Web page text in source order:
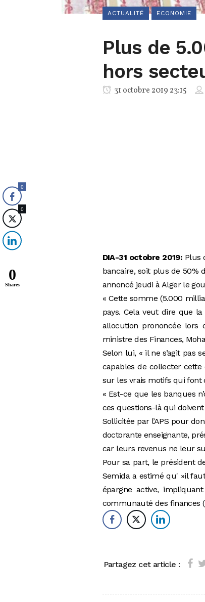
ACTUALITÉ ECONOMIE
Plus de
hors
31 octobre 2019 23:15
DIA-31 octobre 2019: Plus
bancaire, soit plus de 50%
annoncé jeudi à Alger le
« Cette somme (5.000
pays. Cela veut dire que
allocution prononcée lors
ministre des Finances,
Selon lui, « il ne s’agit pas
capables de collecter cette
sur les vrais motifs qui font
« Est-ce que les banques
ces questions-là qui
Sollicitée par l’APS pour
doctorante enseignante,
car leurs revenus ne leur
Pour sa part, le président
Semida a estimé qu' »il
épargne active,
communauté des finances
Partagez cet article :
0
0
0
Shares